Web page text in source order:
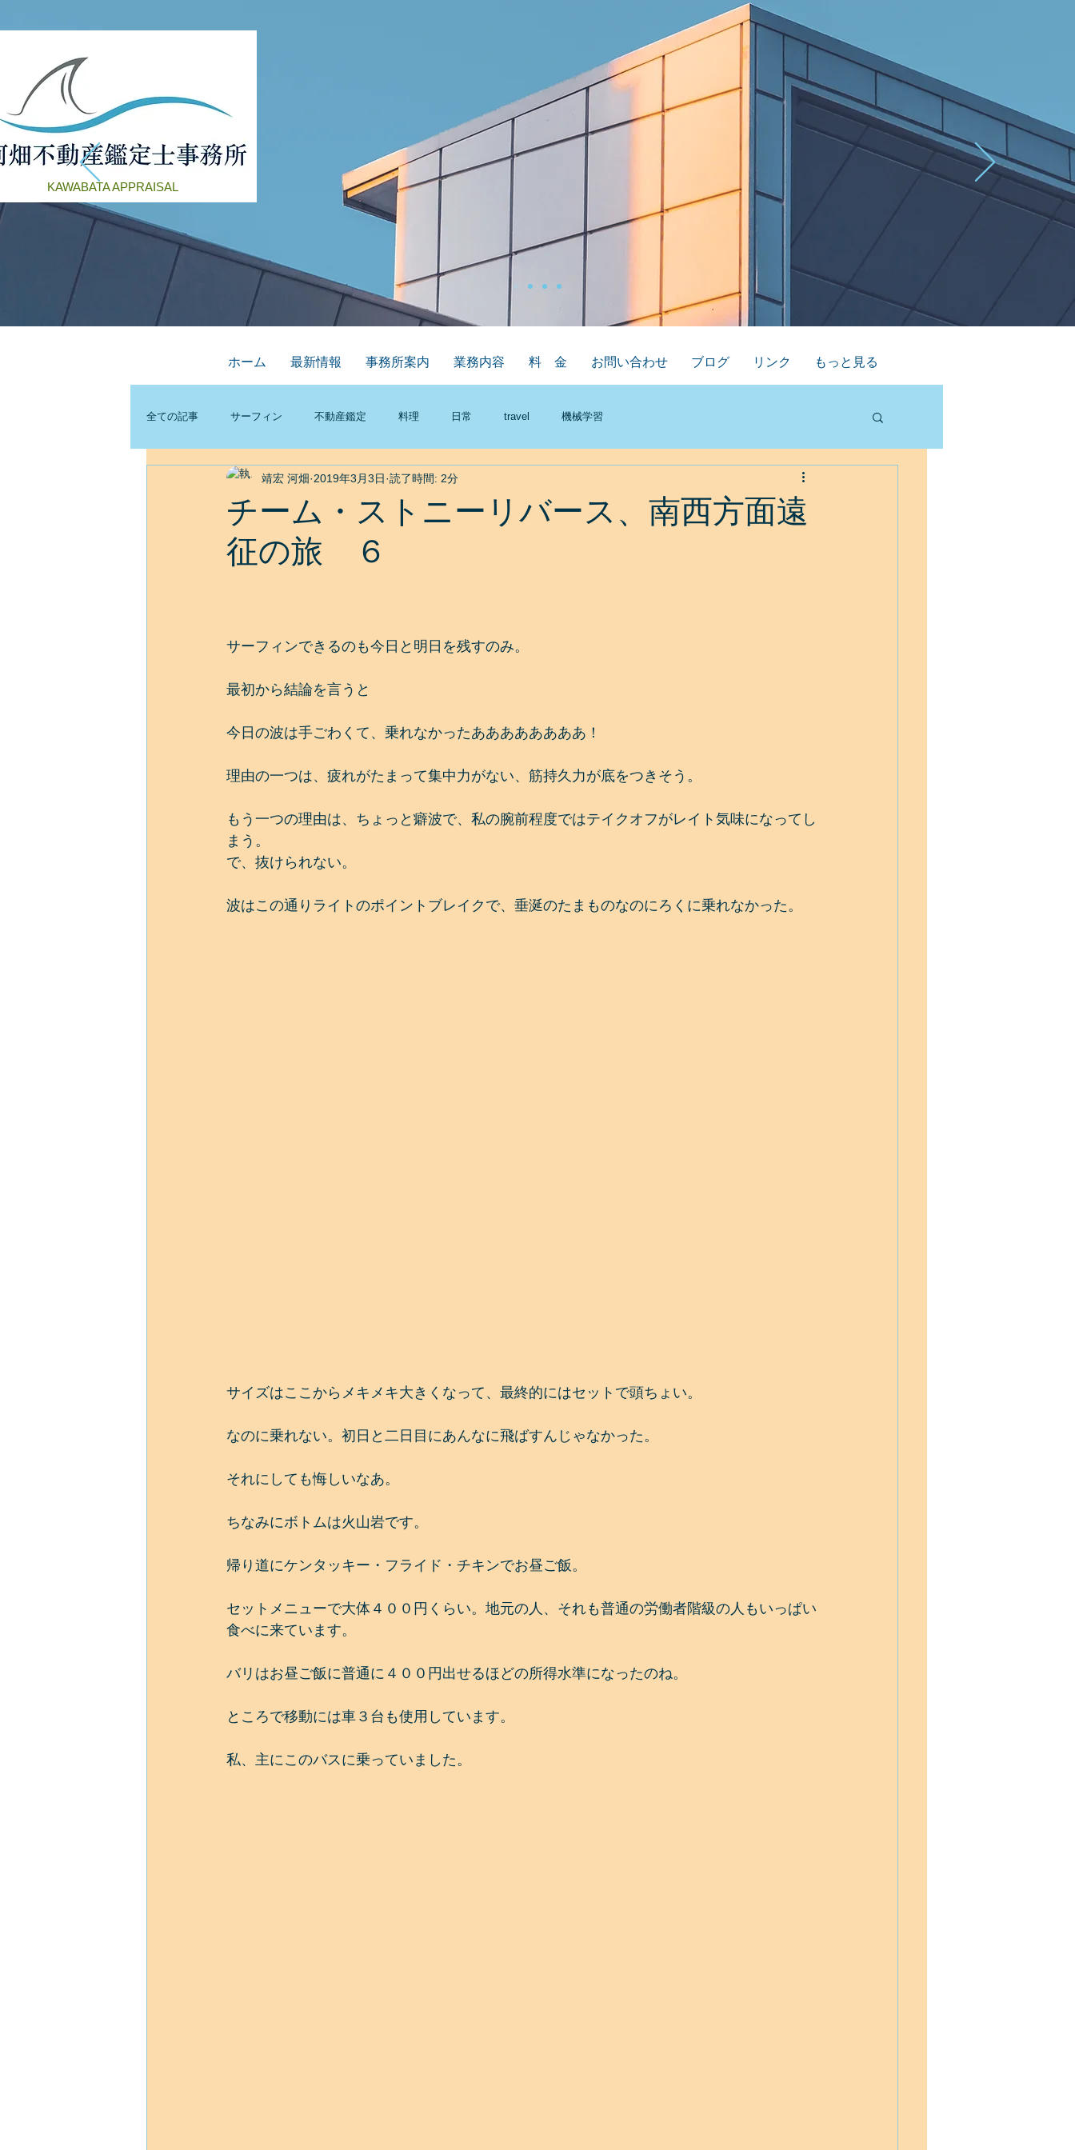
KAWABATA APPRAISAL
全ての記事 サーフィン 不動産鑑定 料理 日常 travel 機械学習
チーム・ストニーリバース、南西方面遠
征の旅 ６
靖宏 河畑 2019年3月3日 読了時間: 2分
サーフィンできるのも今日と明日を残すのみ。
最初から結論を言うと
今日の波は手ごわくて、乗れなかったああああああああ！
理由の一つは、疲れがたまって集中力がない、筋持久力が底をつきそう。
もう一つの理由は、ちょっと癖波で、私の腕前程度ではテイクオフがレイト気味になってし
まう。
で、抜けられない。
波はこの通りライトのポイントブレイクで、垂涎のたまものなのにろくに乗れなかった。
サイズはここからメキメキ大きくなって、最終的にはセットで頭ちょい。
なのに乗れない。初日と二日目にあんなに飛ばすんじゃなかった。
それにしても悔しいなあ。
ちなみにボトムは火山岩です。
帰り道にケンタッキー・フライド・チキンでお昼ご飯。
セットメニューで大体４００円くらい。地元の人、それも普通の労働者階級の人もいっぱい
食べに来ています。
バリはお昼ご飯に普通に４００円出せるほどの所得水準になったのね。
ところで移動には車３台も使用しています。
私、主にこのバスに乗っていました。
ホーム 最新情報 事務所案内 業務内容 料 金 お問い合わせ ブログ リンク もっと見る